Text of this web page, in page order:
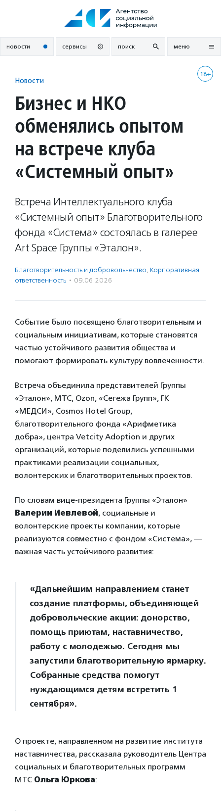
новости сервисы поиск меню
18+
Новости
Бизнес и НКО
обменялись опытом
на встрече клуба
«Системный опыт»
Встреча Интеллектуального клуба
«Системный опыт» Благотворительного
фонда «Система» состоялась в галерее
Art Space Группы «Эталон».
Благотвори­тель­ность и доброволь­чест­во, Корпоративная
ответственность · 09.06.2026
Событие было посвящено благотворительным и
социальным инициативам, которые становятся
частью устойчивого развития общества и
помогают формировать культуру вовлеченности.
Встреча объединила представителей Группы
«Эталон», МТС, Ozon, «Сегежа Групп», ГК
«МЕДСИ», Cosmos Hotel Group,
благотворительного фонда «Арифметика
добра», центра Vetcity Adoption и других
организаций, которые поделились успешными
практиками реализации социальных,
волонтерских и благотворительных проектов.
По словам вице-президента Группы «Эталон»
Валерии Иевлевой, социальные и
волонтерские проекты компании, которые
реализуются совместно с фондом «Система», —
важная часть устойчивого развития:
«Дальнейшим направлением станет
создание платформы, объединяющей
добровольческие акции: донорство,
помощь приютам, наставничество,
работу с молодежью. Сегодня мы
запустили благотворительную ярмарку.
Собранные средства помогут
нуждающимся детям встретить 1
сентября».
О проекте, направленном на развитие института
наставничества, рассказала руководитель Центра
социальных и благотворительных программ
МТС Ольга Юркова: